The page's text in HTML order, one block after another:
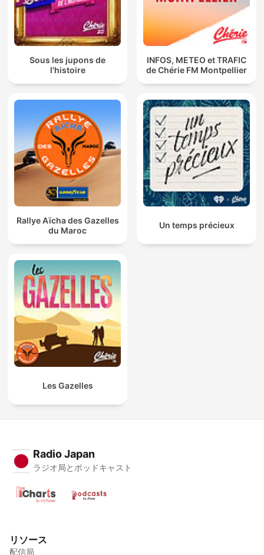
Sous les jupons de
l'histoire
INFOS, METEO et TRAFIC
de Chérie FM Montpellier
Rallye Aïcha des Gazelles
du Maroc
Un temps précieux
Les Gazelles
Radio Japan
ラジオ局とポッドキャスト
リソース
配信局